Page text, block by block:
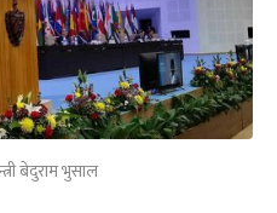
बेदुराम भुसाल